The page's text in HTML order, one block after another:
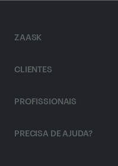
ZAASK
CLIENTES
PROFISSIONAIS
PRECISA DE AJUDA?